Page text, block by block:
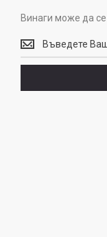
Винаги може да
Винаги
може
да
отпишете!